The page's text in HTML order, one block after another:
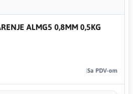
ALMG5 0,8MM 0,5KG
Sa PDV-om